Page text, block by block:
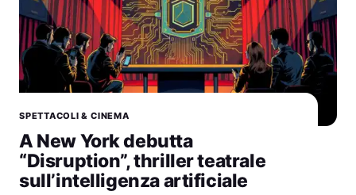
SPETTACOLI & CINEMA
A New York debutta
“Disruption”, thriller teatrale
sull’intelligenza artificiale